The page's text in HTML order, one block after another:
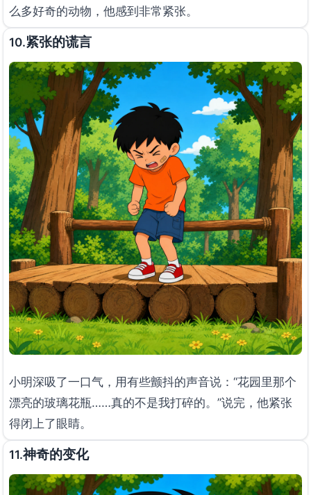
么多好奇的动物，他感到非常紧张。
10.紧张的谎言
小明深吸了一口气，用有些颤抖的声音说：“花园里那个
漂亮的玻璃花瓶……真的不是我打碎的。”说完，他紧张
得闭上了眼睛。
11.神奇的变化